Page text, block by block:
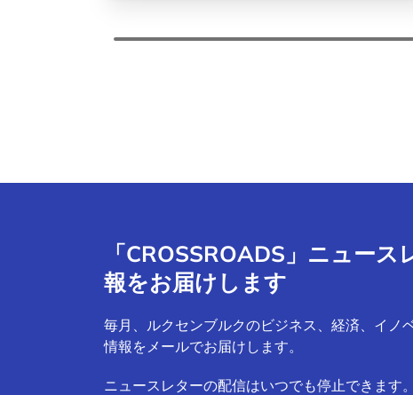
「CROSSROADS」ニュース
報をお届けします
毎月、ルクセンブルクのビジネス、経済、イノ
情報をメールでお届けします。
ニュースレターの配信はいつでも停止できます